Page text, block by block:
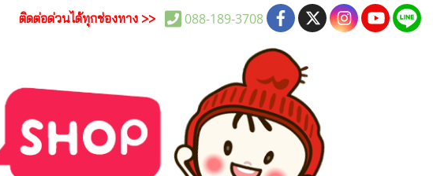
ติดต่อด่วนได้ทุกช่องทาง >> 088-189-3708